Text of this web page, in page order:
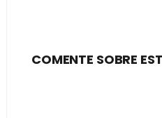
COMENTE SOBRE